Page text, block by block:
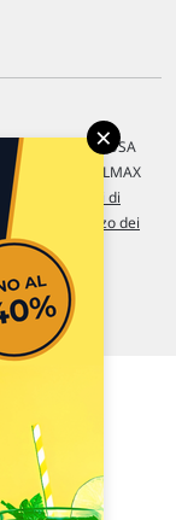
/ MERCATO USA
fornite da LMAX
Condizioni di
Utilizzo dei
×